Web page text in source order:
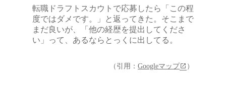
転職ドラフトスカウトで応募したら「この程
度ではダメです。」と返ってきた。そこまで
まだ良いが、「他の経歴を提出してくださ
い」って、あるならとっくに出してる。
（引用： Googleマップ ）